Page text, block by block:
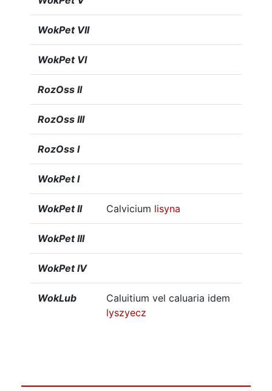
WokPet VII
WokPet VI
RozOss II
RozOss III
RozOss I
WokPet I
WokPet II Calvicium lisyna
WokPet III
WokPet IV
WokLub
Caluitium vel caluaria idem
lyszyecz